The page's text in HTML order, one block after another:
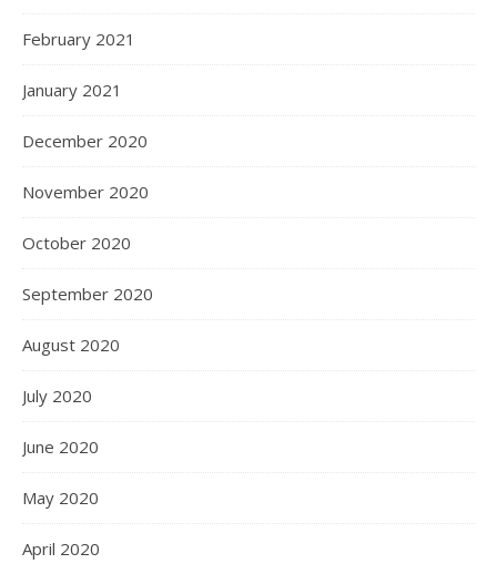
February 2021
January 2021
December 2020
November 2020
October 2020
September 2020
August 2020
July 2020
June 2020
May 2020
April 2020